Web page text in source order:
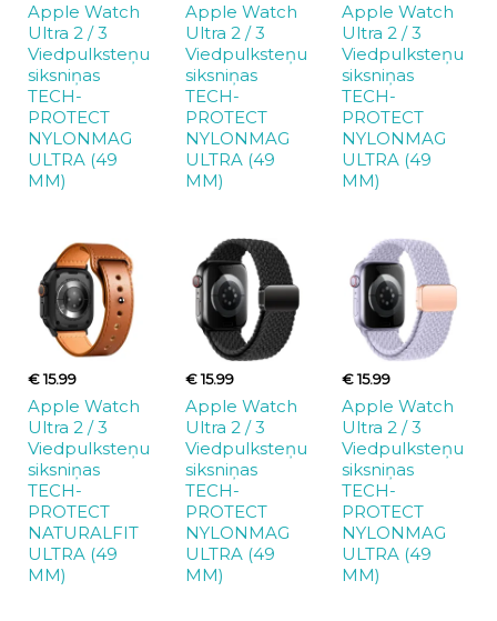
Apple Watch
Ultra 2 / 3
Viedpulksteņu
siksniņas
TECH-
PROTECT
NYLONMAG
ULTRA (49
MM)
Apple Watch
Ultra 2 / 3
Viedpulksteņu
siksniņas
TECH-
PROTECT
NYLONMAG
ULTRA (49
MM)
Apple Watch
Ultra 2 / 3
Viedpulksteņu
siksniņas
TECH-
PROTECT
NYLONMAG
ULTRA (49
MM)
€ 15.99
Apple Watch
Ultra 2 / 3
Viedpulksteņu
siksniņas
TECH-
PROTECT
NATURALFIT
ULTRA (49
MM)
€ 15.99
Apple Watch
Ultra 2 / 3
Viedpulksteņu
siksniņas
TECH-
PROTECT
NYLONMAG
ULTRA (49
MM)
€ 15.99
Apple Watch
Ultra 2 / 3
Viedpulksteņu
siksniņas
TECH-
PROTECT
NYLONMAG
ULTRA (49
MM)